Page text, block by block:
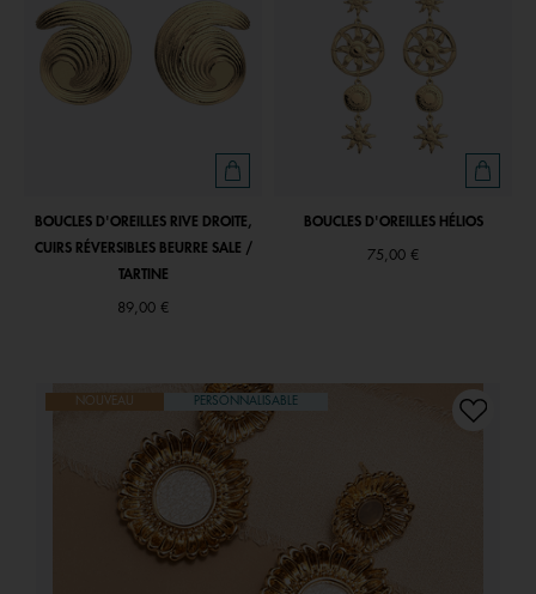
BOUCLES D'OREILLES RIVE DROITE,
CUIRS RÉVERSIBLES BEURRE SALE /
TARTINE
89,00 €
BOUCLES D'OREILLES HÉLIOS
75,00 €
NOUVEAU PERSONNALISABLE